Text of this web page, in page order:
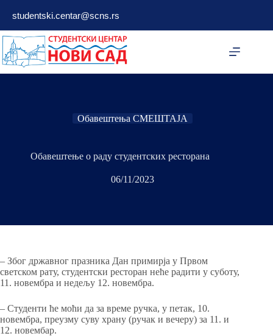
studentski.centar@scns.rs
Обавештења СМЕШТАЈА
Обавештење о раду студентских ресторана
06/11/2023
– Због државног празника Дан примирја у Првом
светском рату, студентски ресторан неће радити у суботу,
11. новембра и недељу 12. новембра.
– Студенти ће моћи да за време ручка, у петак, 10.
новембра, преузму суву храну (ручак и вечеру) за 11. и
12. новембар.